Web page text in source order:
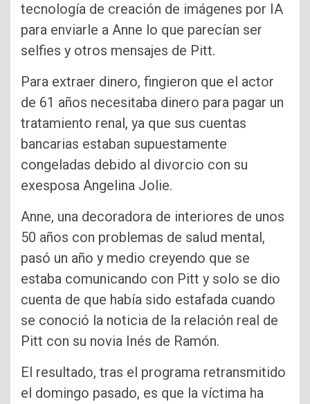
tecnología de creación de imágenes por IA
para enviarle a Anne lo que parecían ser
selfies y otros mensajes de Pitt.
Para extraer dinero, fingieron que el actor
de 61 años necesitaba dinero para pagar un
tratamiento renal, ya que sus cuentas
bancarias estaban supuestamente
congeladas debido al divorcio con su
exesposa Angelina Jolie.
Anne, una decoradora de interiores de unos
50 años con problemas de salud mental,
pasó un año y medio creyendo que se
estaba comunicando con Pitt y solo se dio
cuenta de que había sido estafada cuando
se conoció la noticia de la relación real de
Pitt con su novia Inés de Ramón.
El resultado, tras el programa retransmitido
el domingo pasado, es que la víctima ha